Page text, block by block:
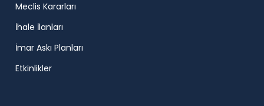
Meclis Kararları
İhale İlanları
İmar Askı Planları
Etkinlikler